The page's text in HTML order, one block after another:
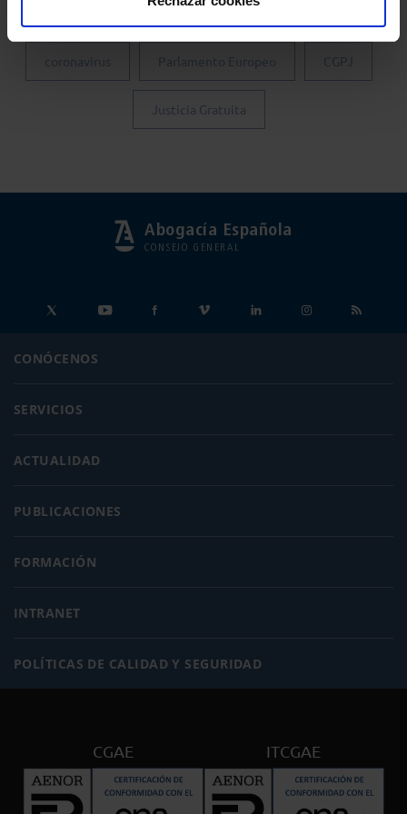
coronavirus Parlamento Europeo CGPJ
Justicia Gratuita
Abogacía Española
CONSEJO GENERAL
CONÓCENOS
SERVICIOS
ACTUALIDAD
PUBLICACIONES
FORMACIÓN
INTRANET
POLÍTICAS DE CALIDAD Y SEGURIDAD
CGAE ITCGAE